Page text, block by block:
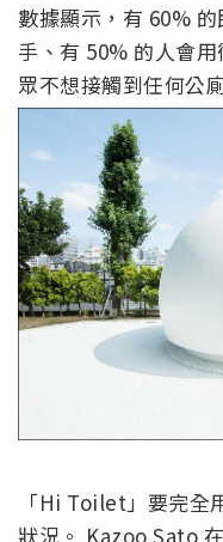
數據顯示，有 60%
手、有 50% 的人會
眾不想接觸到任何公
「Hi Toilet」要完全
狀況。 Kazoo Sato